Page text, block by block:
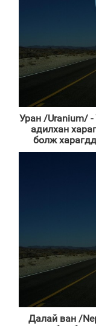
Уран/Uranium/-
адилхан
болж
Далай ван/